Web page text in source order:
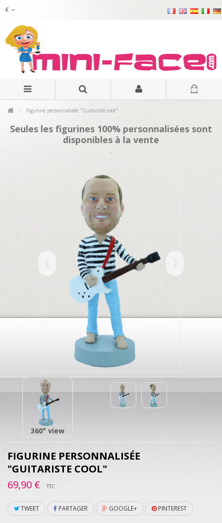
€
Figurine personnalisée "Guitariste cool"
Seules les figurines 100% personnalisées sont
disponibles à la vente
.
360° view
FIGURINE PERSONNALISÉE
"GUITARISTE COOL"
69,90 €
TTC
TWEET PARTAGER GOOGLE+ PINTEREST